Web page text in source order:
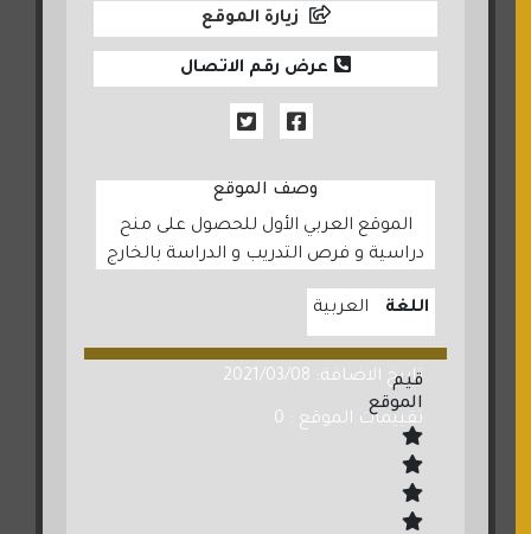
زيارة الموقع
عرض رقم الاتصال
وصف الموقع
الموقع العربي الأول للحصول على منح
دراسية و فرص التدريب و الدراسة بالخارج
اللغة العربية
تاريخ الاضافة: 2021/03/08
تقييمات الموقع : 0
قيم
الموقع